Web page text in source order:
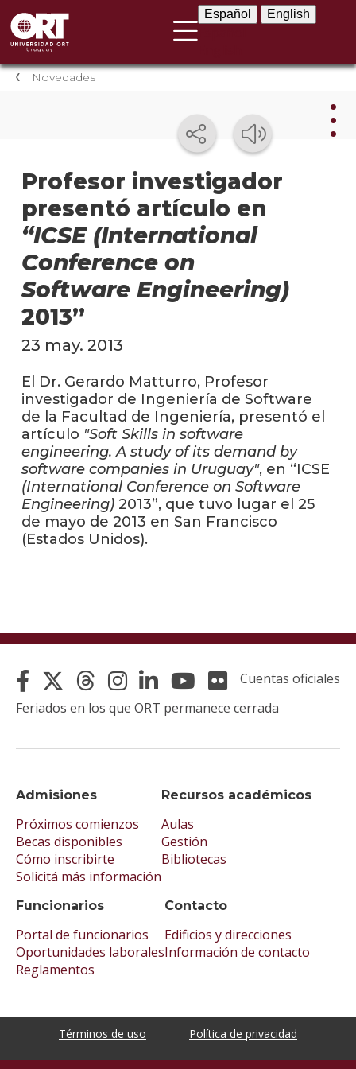
Español English
Novedades
Profesor investigador
presentó artículo en
“ICSE (International
Conference on
Software Engineering)
2013”
en
23 may. 2013
El Dr. Gerardo Matturro, Profesor
investigador de Ingeniería de Software
de la Facultad de Ingeniería, presentó el
artículo "Soft Skills in software
engineering. A study of its demand by
software companies in Uruguay", en “ICSE
(International Conference on Software
Engineering) 2013”, que tuvo lugar el 25
de mayo de 2013 en San Francisco
(Estados Unidos).
Admisiones
Próximos comienzos
Becas disponibles
Cómo inscribirte
Solicitá más información
Recursos académicos
Aulas
Gestión
Bibliotecas
Funcionarios
Portal de funcionarios
Oportunidades laborales
Reglamentos
Contacto
Edificios y direcciones
Información de contacto
Cuentas oficiales
Feriados en los que ORT permanece cerrada
Términos de uso Política de privacidad